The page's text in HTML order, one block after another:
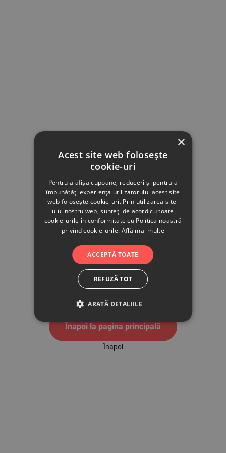
500
Înapoi la pagina principală
Înapoi
×
Acest site web folosește
cookie-uri
Pentru a afișa cupoane, reduceri și pentru a
îmbunătăți experiența utilizatorului acest site
web folosește cookie-uri. Prin utilizarea site-
ului nostru web, sunteți de acord cu toate
cookie-urile în conformitate cu Politica noastră
privind cookie-urile. Află mai multe
ACCEPTĂ TOATE
REFUZĂ TOT
ARATĂ DETALIILE